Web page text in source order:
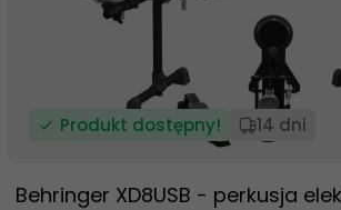
Produkt dostępny! 14 dni
Behringer XD8USB - perkusja